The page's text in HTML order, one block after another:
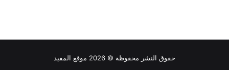
حقوق النشر محفوظة © 2026 موقع المفيد